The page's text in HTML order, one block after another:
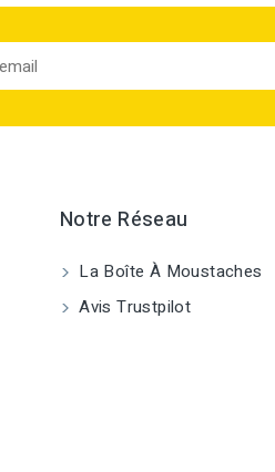
Notre Réseau
La Boîte À Moustaches
Avis Trustpilot